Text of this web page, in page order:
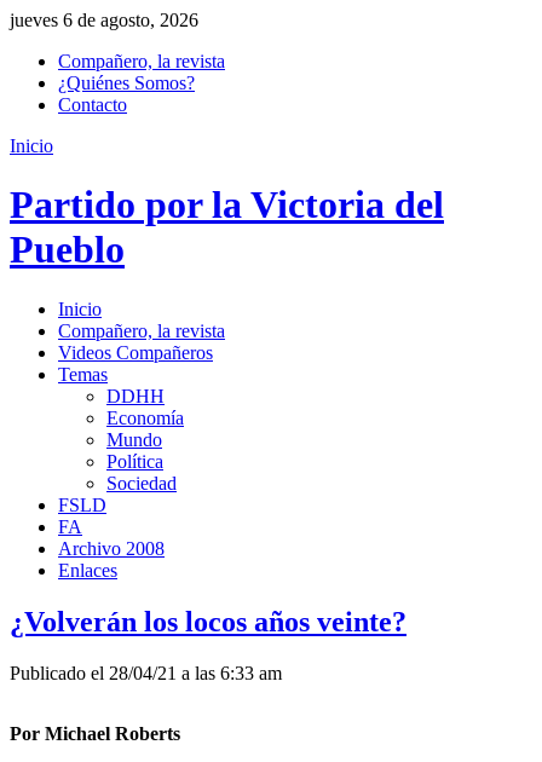
jueves 6 de agosto, 2026
Compañero, la revista
¿Quiénes Somos?
Contacto
Inicio
Partido por la Victoria del
Pueblo
Inicio
Compañero, la revista
Videos Compañeros
Temas
DDHH
Economía
Mundo
Política
Sociedad
FSLD
FA
Archivo 2008
Enlaces
¿Volverán los locos años veinte?
Publicado el 28/04/21 a las 6:33 am
Por Michael Roberts